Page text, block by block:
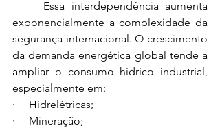
exponencialmente a complexidade da
segurança internacional. O crescimento
da demanda energética global tende a
ampliar o consumo hídrico industrial,
especialmente em:
·     Hidrelétricas;
·     Mineração;